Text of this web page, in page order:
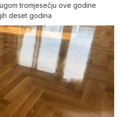
tromjesečju ove godine
deset godina